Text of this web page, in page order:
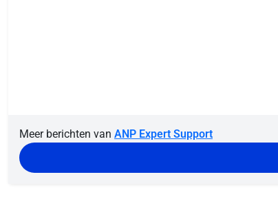
Meer berichten van ANP Expert Support